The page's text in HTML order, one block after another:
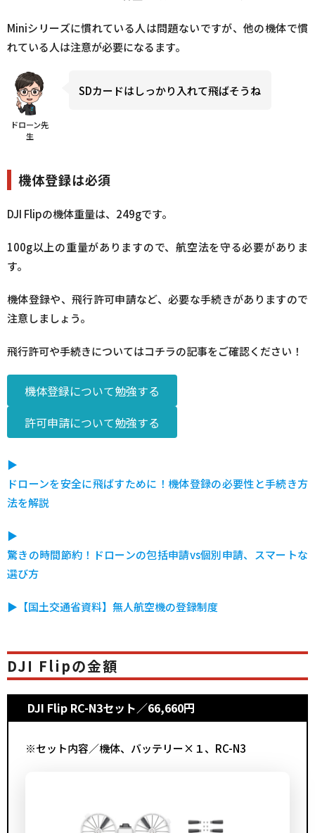
Miniシリーズに慣れている人は問題ないですが、他の機体で慣
れている人は注意が必要になるます。
ドローン先
生
SDカードはしっかり入れて飛ばそうね
機体登録は必須
DJI Flipの機体重量は、249gです。
100g以上の重量がありますので、航空法を守る必要がありま
す。
機体登録や、飛行許可申請など、必要な手続きがありますので
注意しましょう。
飛行許可や手続きについてはコチラの記事をご確認ください！
機体登録について勉強する
許可申請について勉強する
▶︎
ドローンを安全に飛ばすために！機体登録の必要性と手続き方
法を解説
▶︎
驚きの時間節約！ドローンの包括申請vs個別申請、スマートな
選び方
▶︎【国土交通省資料】無人航空機の登録制度
DJI Flipの金額
DJI Flip RC-N3セット／66,660円
※セット内容／機体、バッテリー×１、RC-N3